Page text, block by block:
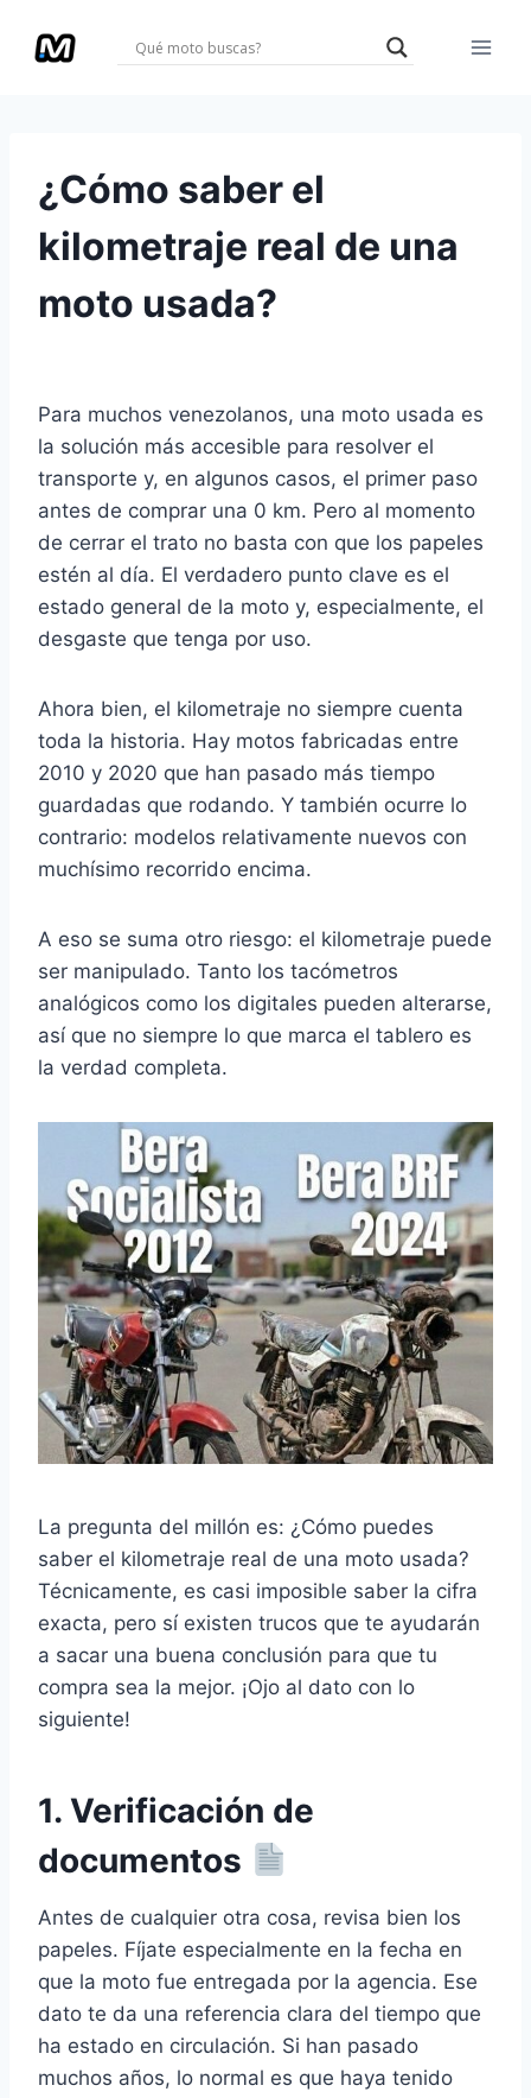
¿Cómo saber el
kilometraje real de una
moto usada?
Para muchos venezolanos, una moto usada es
la solución más accesible para resolver el
transporte y, en algunos casos, el primer paso
antes de comprar una 0 km. Pero al momento
de cerrar el trato no basta con que los papeles
estén al día. El verdadero punto clave es el
estado general de la moto y, especialmente, el
desgaste que tenga por uso.
Ahora bien, el kilometraje no siempre cuenta
toda la historia. Hay motos fabricadas entre
2010 y 2020 que han pasado más tiempo
guardadas que rodando. Y también ocurre lo
contrario: modelos relativamente nuevos con
muchísimo recorrido encima.
A eso se suma otro riesgo: el kilometraje puede
ser manipulado. Tanto los tacómetros
analógicos como los digitales pueden alterarse,
así que no siempre lo que marca el tablero es
la verdad completa.
La pregunta del millón es: ¿Cómo puedes
saber el kilometraje real de una moto usada?
Técnicamente, es casi imposible saber la cifra
exacta, pero sí existen trucos que te ayudarán
a sacar una buena conclusión para que tu
compra sea la mejor. ¡Ojo al dato con lo
siguiente!
1. Verificación de
documentos
Antes de cualquier otra cosa, revisa bien los
papeles. Fíjate especialmente en la fecha en
que la moto fue entregada por la agencia. Ese
dato te da una referencia clara del tiempo que
ha estado en circulación. Si han pasado
muchos años, lo normal es que haya tenido